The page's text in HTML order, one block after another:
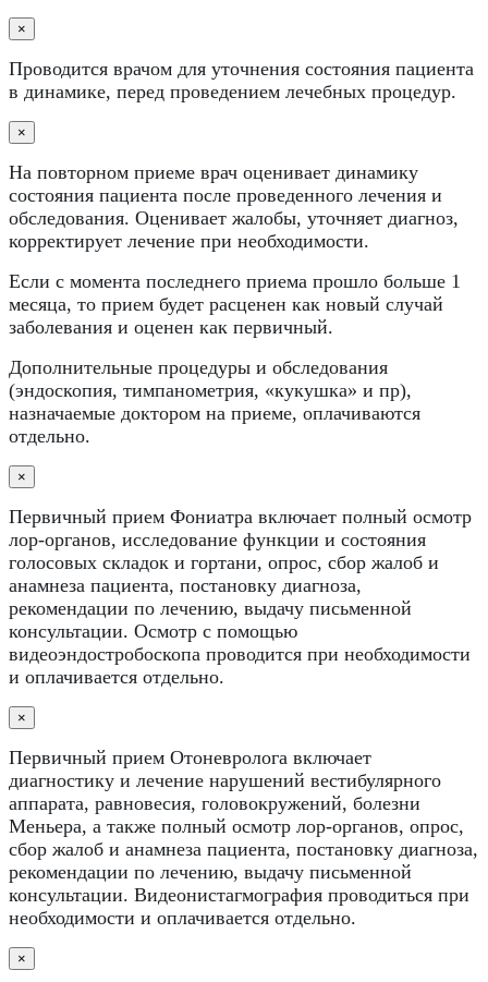
×
Проводится врачом для уточнения состояния пациента
в динамике, перед проведением лечебных процедур.
×
На повторном приеме врач оценивает динамику
состояния пациента после проведенного лечения и
обследования. Оценивает жалобы, уточняет диагноз,
корректирует лечение при необходимости.
Если с момента последнего приема прошло больше 1
месяца, то прием будет расценен как новый случай
заболевания и оценен как первичный.
Дополнительные процедуры и обследования
(эндоскопия, тимпанометрия, «кукушка» и пр),
назначаемые доктором на приеме, оплачиваются
отдельно.
×
Первичный прием Фониатра включает полный осмотр
лор-органов, исследование функции и состояния
голосовых складок и гортани, опрос, сбор жалоб и
анамнеза пациента, постановку диагноза,
рекомендации по лечению, выдачу письменной
консультации. Осмотр с помощью
видеоэндостробоскопа проводится при необходимости
и оплачивается отдельно.
×
Первичный прием Отоневролога включает
диагностику и лечение нарушений вестибулярного
аппарата, равновесия, головокружений, болезни
Меньера, а также полный осмотр лор-органов, опрос,
сбор жалоб и анамнеза пациента, постановку диагноза,
рекомендации по лечению, выдачу письменной
консультации. Видеонистагмография проводиться при
необходимости и оплачивается отдельно.
×